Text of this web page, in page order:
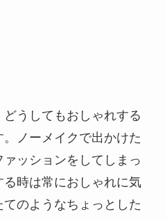
うしてもおしゃれする
ノーメイクで出かけた
ッションをしてしまっ
時は常におしゃれに気
のようなちょっとした